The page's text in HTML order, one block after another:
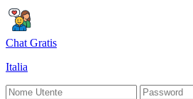
Chat Gratis
Italia